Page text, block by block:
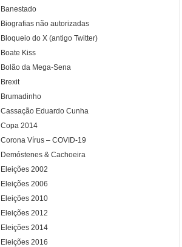
Banestado
Biografias não autorizadas
Bloqueio do X (antigo Twitter)
Boate Kiss
Bolão da Mega-Sena
Brexit
Brumadinho
Cassação Eduardo Cunha
Copa 2014
Corona Vírus – COVID-19
Demóstenes & Cachoeira
Eleições 2002
Eleições 2006
Eleições 2010
Eleições 2012
Eleições 2014
Eleições 2016